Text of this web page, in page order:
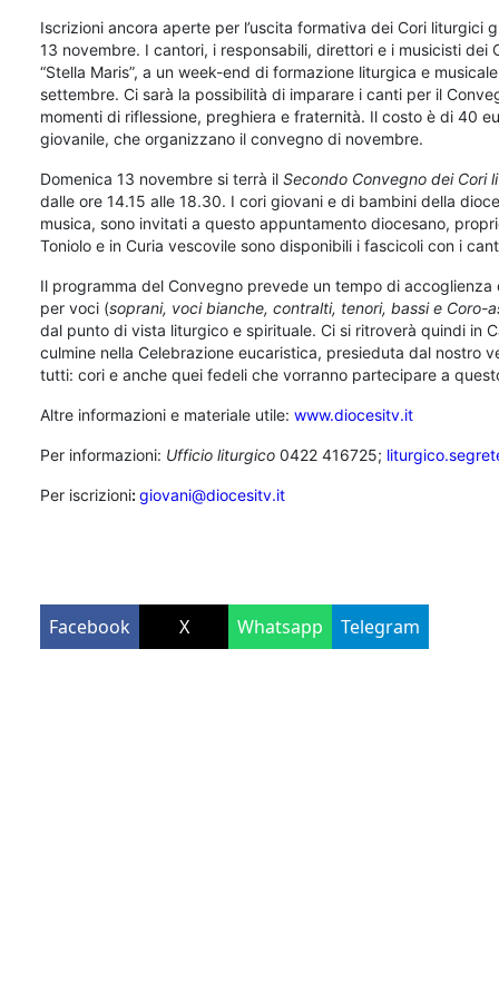
Iscrizioni ancora aperte per l’uscita formativa dei Cori liturgici
13 novembre. I cantori, i responsabili, direttori e i musicisti
“Stella Maris”, a un week-end di formazione liturgica e
settembre. Ci sarà la possibilità di imparare i canti per il
momenti di riflessione, preghiera e fraternità. Il costo è di 40
giovanile, che organizzano il convegno di novembre.
Domenica 13 novembre si terrà il Secondo Convegno dei Cori
dalle ore 14.15 alle 18.30. I cori giovani e di bambini della
musica, sono invitati a questo appuntamento diocesano,
Toniolo e in Curia vescovile sono disponibili i fascicoli con i
Il programma del Convegno prevede un tempo di
per voci (soprani, voci bianche, contralti, tenori, bassi e Coro-
dal punto di vista liturgico e spirituale. Ci si ritroverà quindi in
culmine nella Celebrazione eucaristica, presieduta dal nostro
tutti: cori e anche quei fedeli che vorranno partecipare a
Altre informazioni e materiale utile: www.diocesitv.it
Per informazioni: Ufficio liturgico 0422 416725;
Per iscrizioni:giovani@diocesitv.it
Facebook X Whatsapp Telegram